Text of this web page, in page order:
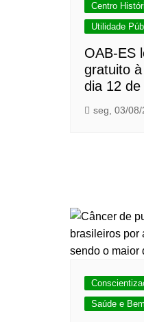
Centro
Utilidade
OAB-ES
gratuito
dia 12
seg, 03/08/
Saúde e